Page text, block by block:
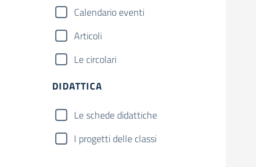
Calendario eventi
Articoli
Le circolari
DIDATTICA
Le schede didattiche
I progetti delle classi